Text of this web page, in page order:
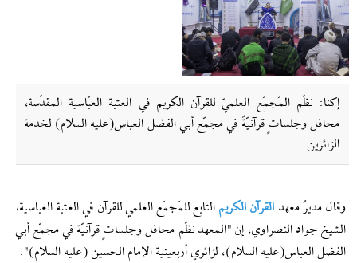
إکنا: نظّم المَجمَع العلميّ للقرآن الكريم في العتبة العبّاسية المقدّسة،
محافل وجلساتٍ قرآنيّةً في مجمّع أبي الفضل العباس(عليه السلام) لخدمة
الزائرين.
وقال مديرُ معهد القرآن الكريم التابع للمَجمَع العلمي للقرآن في العتبة العباسية،
الشيخ جواد النصراوي، إن "المعهد نظّم محافل وجلساتٍ قرآنيّة في مجمّع أبي
الفضل العباس(عليه السلام)، لزائري أربعينية الإمام الحسين (عليه السلام)".